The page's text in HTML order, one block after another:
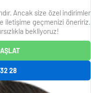
Ancak size özel indirimler
iletişime geçmenizi öneririz.
bekliyoruz!
28